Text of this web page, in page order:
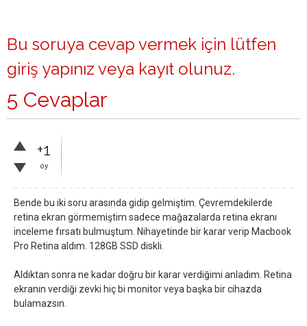
Bu soruya cevap vermek için lütfen
giriş yapınız veya kayıt olunuz.
5 Cevaplar
+1
oy
Bende bu iki soru arasında gidip gelmiştim. Çevremdekilerde
retina ekran görmemiştim sadece mağazalarda retina ekranı
inceleme fırsatı bulmuştum. Nihayetinde bir karar verip Macbook
Pro Retina aldım. 128GB SSD diskli.
Aldıktan sonra ne kadar doğru bir karar verdiğimi anladım. Retina
ekranın verdiği zevki hiç bi monitor veya başka bir cihazda
bulamazsın.